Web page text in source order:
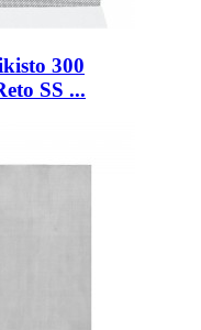
300
SS ...